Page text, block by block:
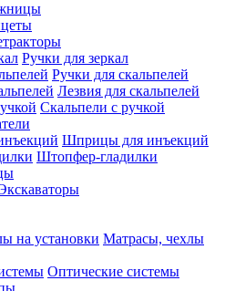
Ручки для зеркал
Ручки для скальпелей
Лезвия для скальпелей
Скальпели с ручкой
Шприцы для инъекций
Штопфер-гладилки
Матрасы, чехлы
Оптические системы